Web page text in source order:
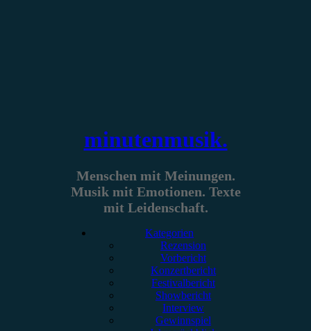
minutenmusik.
Menschen mit Meinungen.
Musik mit Emotionen. Texte
mit Leidenschaft.
Kategorien
Rezension
Vorbericht
Konzertbericht
Festivalbericht
Showbericht
Interview
Gewinnspiel